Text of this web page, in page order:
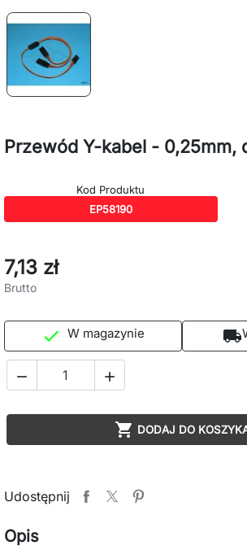
Przewód Y-kabel - 0,25mm,
Kod Produktu
EP58190
7,13 zł
Brutto
 W magazynie local_shipping
 
 DODAJ DO
Udostępnij
Opis